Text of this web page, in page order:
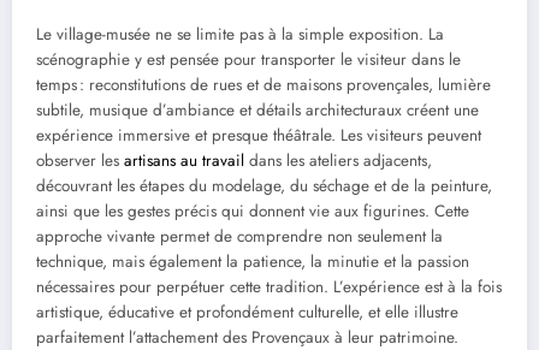
Le village-musée ne se limite pas à la simple exposition. La
scénographie y est pensée pour transporter le visiteur dans le
temps : reconstitutions de rues et de maisons provençales, lumière
subtile, musique d’ambiance et détails architecturaux créent une
expérience immersive et presque théâtrale. Les visiteurs peuvent
observer les artisans au travail dans les ateliers adjacents,
découvrant les étapes du modelage, du séchage et de la peinture,
ainsi que les gestes précis qui donnent vie aux figurines. Cette
approche vivante permet de comprendre non seulement la
technique, mais également la patience, la minutie et la passion
nécessaires pour perpétuer cette tradition. L’expérience est à la fois
artistique, éducative et profondément culturelle, et elle illustre
parfaitement l’attachement des Provençaux à leur patrimoine.